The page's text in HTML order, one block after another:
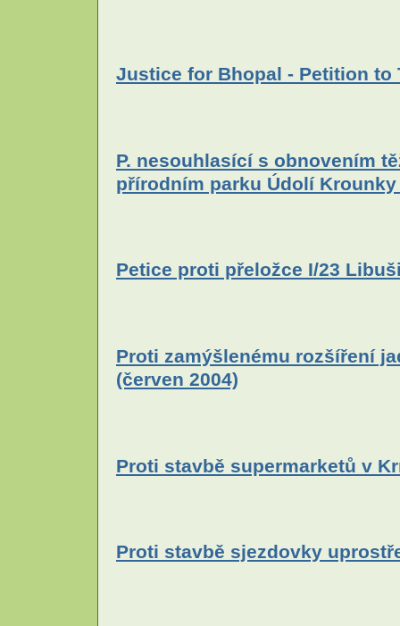
Justice for Bhopal - Petition to
P. nesouhlasící s obnovením
přírodním parku Údolí
Petice proti přeložce I/23
Proti zamýšlenému rozšíření
(červen 2004)
Proti stavbě supermarketů v
Proti stavbě sjezdovky